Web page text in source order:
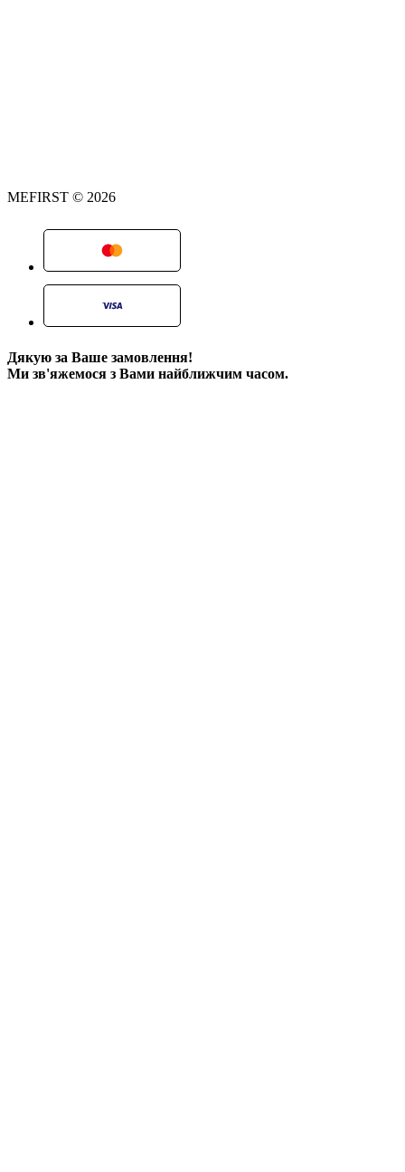
MEFIRST © 2026
Дякую за Ваше замовлення!
Ми зв'яжемося з Вами найближчим часом.